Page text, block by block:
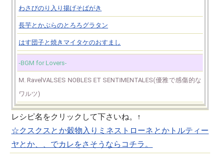
わさびのり入り揚げそばがき
長芋とかぶらのとろろグラタン
はす団子と焼きマイタケのおすまし
-BGM for Lovers-
M. RavelVALSES NOBLES ET SENTIMENTALES(優雅で感傷的な
ワルツ)
レシピ名をクリックして下さいね。↑
☆クスクスとか穀物入りミネストローネとかトルティー
ヤとか、、でカレをさそうならコチラ。